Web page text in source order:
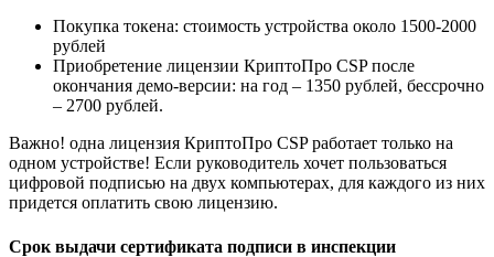
Покупка токена: стоимость устройства около 1500-2000
рублей
Приобретение лицензии КриптоПро CSP после
окончания демо-версии: на год – 1350 рублей, бессрочно
– 2700 рублей.
Важно! одна лицензия КриптоПро CSP работает только на
одном устройстве! Если руководитель хочет пользоваться
цифровой подписью на двух компьютерах, для каждого из них
придется оплатить свою лицензию.
Срок выдачи сертификата подписи в инспекции